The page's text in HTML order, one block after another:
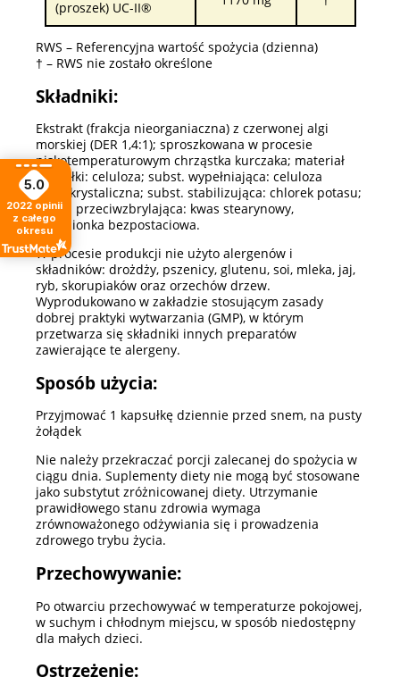
(proszek) UC-II®
RWS – Referencyjna wartość spożycia (dzienna)
† – RWS nie zostało określone
Składniki:
Ekstrakt (frakcja nieorganiaczna) z czerwonej algi
morskiej (DER 1,4:1); sproszkowana w procesie
niskotemperaturowym chrząstka kurczaka; materiał
kapsułki: celuloza; subst. wypełniająca: celuloza
mikrokrystaliczna; subst. stabilizująca: chlorek potasu;
subst. przeciwzbrylająca: kwas stearynowy,
krzemionka bezpostaciowa.
W procesie produkcji nie użyto alergenów i
składników: drożdży, pszenicy, glutenu, soi, mleka, jaj,
ryb, skorupiaków oraz orzechów drzew.
Wyprodukowano w zakładzie stosującym zasady
dobrej praktyki wytwarzania (GMP), w którym
przetwarza się składniki innych preparatów
zawierające te alergeny.
Sposób użycia:
Przyjmować 1 kapsułkę dziennie przed snem, na pusty
żołądek
Nie należy przekraczać porcji zalecanej do spożycia w
ciągu dnia. Suplementy diety nie mogą być stosowane
jako substytut zróżnicowanej diety. Utrzymanie
prawidłowego stanu zdrowia wymaga
zrównoważonego odżywiania się i prowadzenia
zdrowego trybu życia.
Przechowywanie:
Po otwarciu przechowywać w temperaturze pokojowej,
w suchym i chłodnym miejscu, w sposób niedostępny
dla małych dzieci.
Ostrzeżenie:
5.0
2022 opinii
z całego
okresu